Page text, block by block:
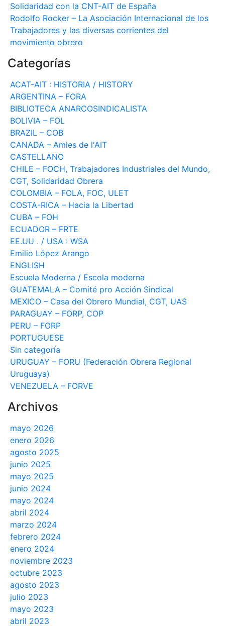
Solidaridad con la CNT-AIT de España
Rodolfo Rocker – La Asociación Internacional de los
Trabajadores y las diversas corrientes del
movimiento obrero
Categorías
ACAT-AIT : HISTORIA / HISTORY
ARGENTINA – FORA
BIBLIOTECA ANARCOSINDICALISTA
BOLIVIA – FOL
BRAZIL – COB
CANADA – Amies de l'AIT
CASTELLANO
CHILE – FOCH, Trabajadores Industriales del Mundo,
CGT, Solidaridad Obrera
COLOMBIA – FOLA, FOC, ULET
COSTA-RICA – Hacia la Libertad
CUBA – FOH
ECUADOR – FRTE
EE.UU . / USA : WSA
Emilio López Arango
ENGLISH
Escuela Moderna / Escola moderna
GUATEMALA – Comité pro Acción Sindical
MEXICO – Casa del Obrero Mundial, CGT, UAS
PARAGUAY – FORP, COP
PERU – FORP
PORTUGUESE
Sin categoría
URUGUAY – FORU (Federación Obrera Regional
Uruguaya)
VENEZUELA – FORVE
Archivos
mayo 2026
enero 2026
agosto 2025
junio 2025
mayo 2025
junio 2024
mayo 2024
abril 2024
marzo 2024
febrero 2024
enero 2024
noviembre 2023
octubre 2023
agosto 2023
julio 2023
mayo 2023
abril 2023